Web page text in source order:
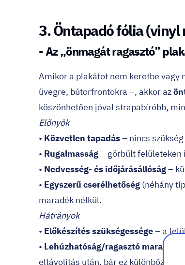
3. Öntapadó fólia
- Az „önmagát ragasztó”
Amikor a plakátot nem keretbe vagy
üvegre, bútorfrontokra –, akkor az
köszönhetően jóval strapabíróbb,
Előnyök
• Közvetlen tapadás– nincs
• Rugalmasság– görbült felületeken
• Nedvesség- és időjárásállóság–
• Egyszerű cserélhetőség (néhány
maradék nélkül.
Hátrányok
• Előkészítés szükségessége– a
• Lehúzhatóság/ragasztó maradék
eltávolítás után, bár ez különböző